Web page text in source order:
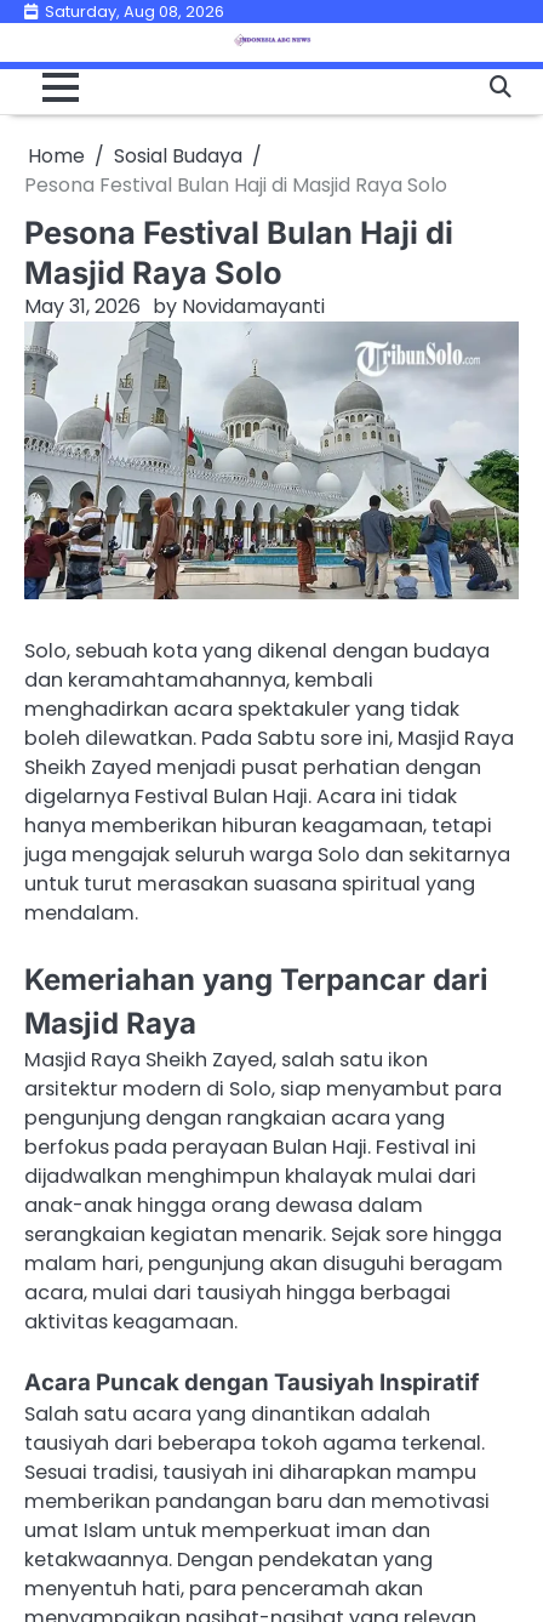
Skip
content
Saturday, Aug 08, 2026
Home
Sosial Budaya
Pesona Festival Bulan Haji di Masjid Raya Solo
Pesona Festival Bulan Haji di
Masjid Raya Solo
May 31, 2026 by Novidamayanti
Solo, sebuah kota yang dikenal dengan budaya
dan keramahtamahannya, kembali
menghadirkan acara spektakuler yang tidak
boleh dilewatkan. Pada Sabtu sore ini, Masjid Raya
Sheikh Zayed menjadi pusat perhatian dengan
digelarnya Festival Bulan Haji. Acara ini tidak
hanya memberikan hiburan keagamaan, tetapi
juga mengajak seluruh warga Solo dan sekitarnya
untuk turut merasakan suasana spiritual yang
mendalam.
Kemeriahan yang Terpancar dari
Masjid Raya
Masjid Raya Sheikh Zayed, salah satu ikon
arsitektur modern di Solo, siap menyambut para
pengunjung dengan rangkaian acara yang
berfokus pada perayaan Bulan Haji. Festival ini
dijadwalkan menghimpun khalayak mulai dari
anak-anak hingga orang dewasa dalam
serangkaian kegiatan menarik. Sejak sore hingga
malam hari, pengunjung akan disuguhi beragam
acara, mulai dari tausiyah hingga berbagai
aktivitas keagamaan.
Acara Puncak dengan Tausiyah Inspiratif
Salah satu acara yang dinantikan adalah
tausiyah dari beberapa tokoh agama terkenal.
Sesuai tradisi, tausiyah ini diharapkan mampu
memberikan pandangan baru dan memotivasi
umat Islam untuk memperkuat iman dan
ketakwaannya. Dengan pendekatan yang
menyentuh hati, para penceramah akan